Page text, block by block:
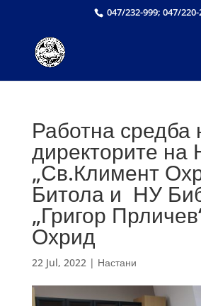
047/232-999; 047/220-
Работна средба
директорите на
„Св.Климент
Битола и НУ
„Григор
Охрид
22 Jul, 2022| Настани